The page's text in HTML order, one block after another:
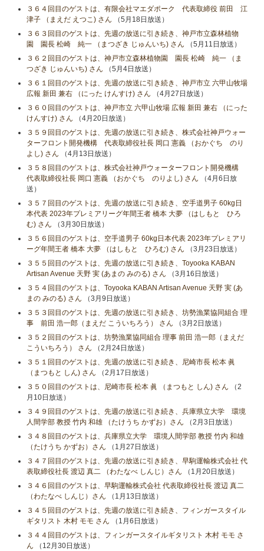
３６４回目のゲストは、有限会社マエダポーク 代表取締役 前田 江
津子 （まえだ えつこ) さん （5月18日放送）
３６３回目のゲストは、先週の放送に引き続き、神戸市立森林植物
園 園長 松崎 純一 （まつざき じゅんいち) さん （5月11日放送）
３６２回目のゲストは、神戸市立森林植物園 園長 松崎 純一 （ま
つざき じゅんいち) さん （5月4日放送）
３６１回目のゲストは、先週の放送に引き続き、神戸市立 六甲山牧場
広報 新田 兼右 （にった けんすけ) さん （4月27日放送）
３６０回目のゲストは、神戸市立 六甲山牧場 広報 新田 兼右 （にった
けんすけ) さん （4月20日放送）
３５９回目のゲストは、先週の放送に引き続き、株式会社神戸ウォー
ターフロント開発機構 代表取締役社長 岡口 憲義 （おかぐち のり
よし) さん （4月13日放送）
３５８回目のゲストは、株式会社神戸ウォーターフロント開発機構
代表取締役社長 岡口 憲義 （おかぐち のりよし) さん （4月6日放
送）
３５７回目のゲストは、先週の放送に引き続き、空手道男子 60kg日
本代表 2023年プレミアリーグ年間王者 橋本 大夢 （はしもと ひろ
む) さん （3月30日放送）
３５６回目のゲストは、空手道男子 60kg日本代表 2023年プレミアリ
ーグ年間王者 橋本 大夢 （はしもと ひろむ) さん （3月23日放送）
３５５回目のゲストは、先週の放送に引き続き、Toyooka KABAN
Artisan Avenue 天野 実 (あまの みのる) さん （3月16日放送）
３５４回目のゲストは、Toyooka KABAN Artisan Avenue 天野 実 (あ
まの みのる) さん （3月9日放送）
３５３回目のゲストは、先週の放送に引き続き、坊勢漁業協同組合 理
事 前田 浩一郎（まえだ こういちろう） さん （3月2日放送）
３５２回目のゲストは、坊勢漁業協同組合 理事 前田 浩一郎（まえだ
こういちろう） さん （2月24日放送）
３５１回目のゲストは、先週の放送に引き続き、尼崎市長 松本 眞
（まつもと しん) さん （2月17日放送）
３５０回目のゲストは、尼崎市長 松本 眞 （まつもと しん) さん （2
月10日放送）
３４９回目のゲストは、先週の放送に引き続き、兵庫県立大学 環境
人間学部 教授 竹内 和雄 （たけうち かずお）さん （2月3日放送）
３４８回目のゲストは、兵庫県立大学 環境人間学部 教授 竹内 和雄
（たけうち かずお）さん （1月27日放送）
３４７回目のゲストは、先週の放送に引き続き、早駒運輸株式会社 代
表取締役社長 渡辺 真二 （わたなべ しんじ）さん （1月20日放送）
３４６回目のゲストは、早駒運輸株式会社 代表取締役社長 渡辺 真二
（わたなべ しんじ）さん （1月13日放送）
３４５回目のゲストは、先週の放送に引き続き、フィンガースタイル
ギタリスト 木村 モモ さん （1月6日放送）
３４４回目のゲストは、フィンガースタイルギタリスト 木村 モモ さ
ん （12月30日放送）